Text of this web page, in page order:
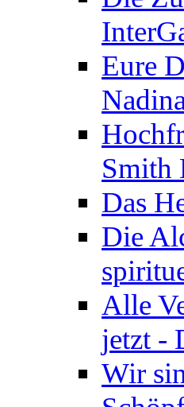
Eure
Smith
Das
Die
Alle
jetzt -
Wir